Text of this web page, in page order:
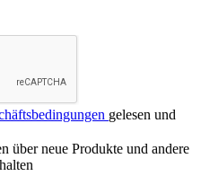
gelesen und
über neue Produkte und andere